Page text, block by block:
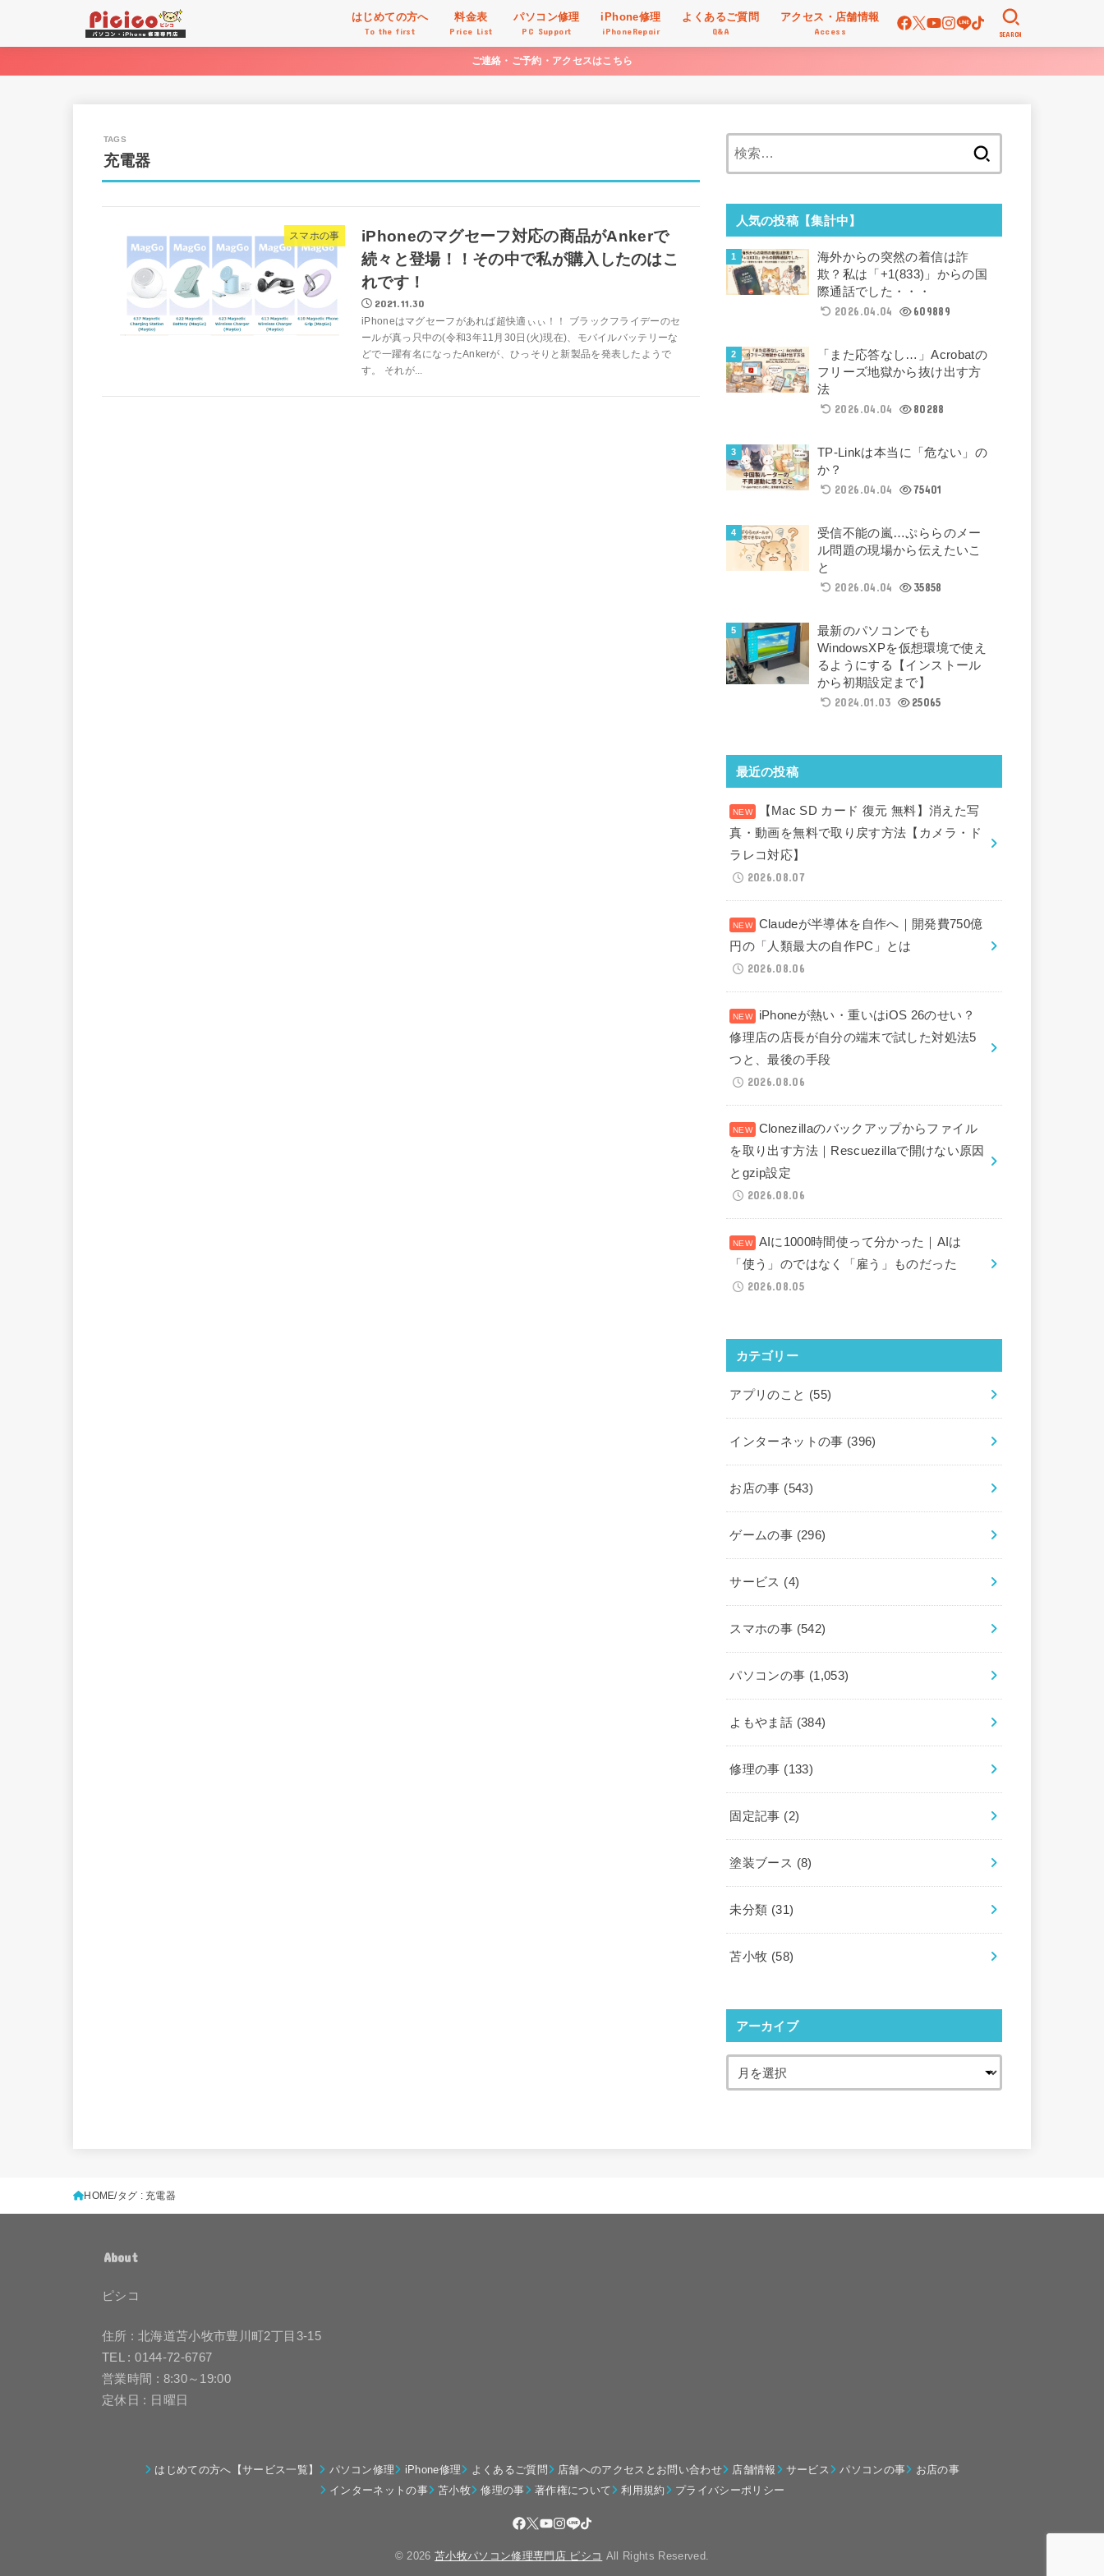
はじめての方へ
To the first
料金表
Price List
パソコン修理
PC Support
iPhone修理
iPhoneRepair
よくあるご質問
Q&A
アクセス・店舗情報
Access SEARCH
ご連絡・ご予約・アクセスはこちら
充電器
スマホの事
iPhoneのマグセーフ対応の商品がAnkerで
続々と登場！！その中で私が購入したのはこ
れです！
2021.11.30
iPhoneはマグセーフがあれば超快適ぃぃ！！ ブラックフライデーのセ
ールが真っ只中の(令和3年11月30日(火)現在)、モバイルバッテリーな
どで一躍有名になったAnkerが、ひっそりと新製品を発表したようで
す。 それが...
人気の投稿【集計中】
海外からの突然の着信は詐
欺？私は「+1(833)」からの国
際通話でした・・・
2026.04.04
609889
「また応答なし…」Acrobatの
フリーズ地獄から抜け出す方
法
2026.04.04
80288
TP-Linkは本当に「危ない」の
か？
2026.04.04
75401
受信不能の嵐…ぷららのメー
ル問題の現場から伝えたいこ
と
2026.04.04
35858
最新のパソコンでも
WindowsXPを仮想環境で使え
るようにする【インストール
から初期設定まで】
2024.01.03
25065
最近の投稿
【Mac SD カード 復元 無料】消えた写
真・動画を無料で取り戻す方法【カメラ・ド
ラレコ対応】
2026.08.07
Claudeが半導体を自作へ｜開発費750億
円の「人類最大の自作PC」とは
2026.08.06
iPhoneが熱い・重いはiOS 26のせい？
修理店の店長が自分の端末で試した対処法5
つと、最後の手段
2026.08.06
Clonezillaのバックアップからファイル
を取り出す方法｜Rescuezillaで開けない原因
とgzip設定
2026.08.06
AIに1000時間使って分かった｜AIは
「使う」のではなく「雇う」ものだった
2026.08.05
カテゴリー
アプリのこと (55)
インターネットの事 (396)
お店の事 (543)
ゲームの事 (296)
サービス (4)
スマホの事 (542)
パソコンの事 (1,053)
よもやま話 (384)
修理の事 (133)
固定記事 (2)
塗装ブース (8)
未分類 (31)
苫小牧 (58)
アーカイブ
HOME タグ : 充電器
About
ピシコ
住所 : 北海道苫小牧市豊川町2丁目3-15
TEL : 0144-72-6767
営業時間 : 8:30～19:00
定休日 : 日曜日
はじめての方へ【サービス一覧】 パソコン修理 iPhone修理 よくあるご質問 店舗へのアクセスとお問い合わせ 店舗情報 サービス パソコンの事
お店の事
インターネットの事
苫小牧 修理の事 著作権について 利用規約 プライバシーポリシー
© 2026苫小牧パソコン修理専門店 ピシコ All Rights Reserved.